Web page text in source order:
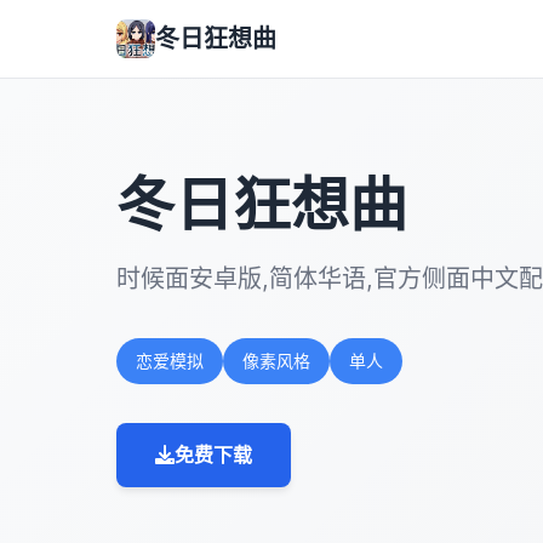
冬日狂想曲
冬日狂想曲
时候面安卓版,简体华语,官方侧面中文
恋爱模拟 像素风格 单人
免费下载